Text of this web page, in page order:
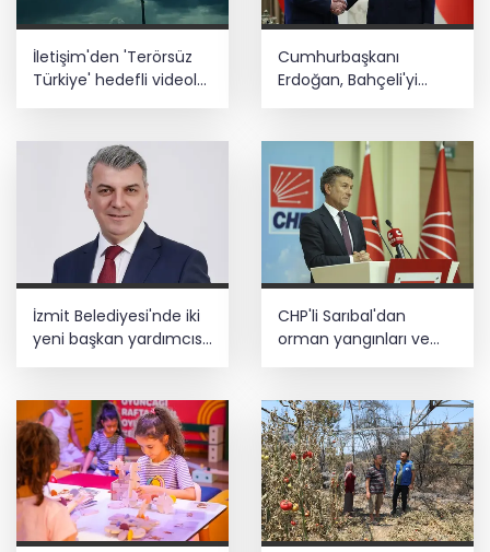
İletişim'den 'Terörsüz
Türkiye' hedefli videolu
paylaşım
Cumhurbaşkanı
Erdoğan, Bahçeli'yi
Külliye'de kabul etti
İzmit Belediyesi'nde iki
yeni başkan yardımcısı
CHP'li Sarıbal'dan
orman yangınları ve